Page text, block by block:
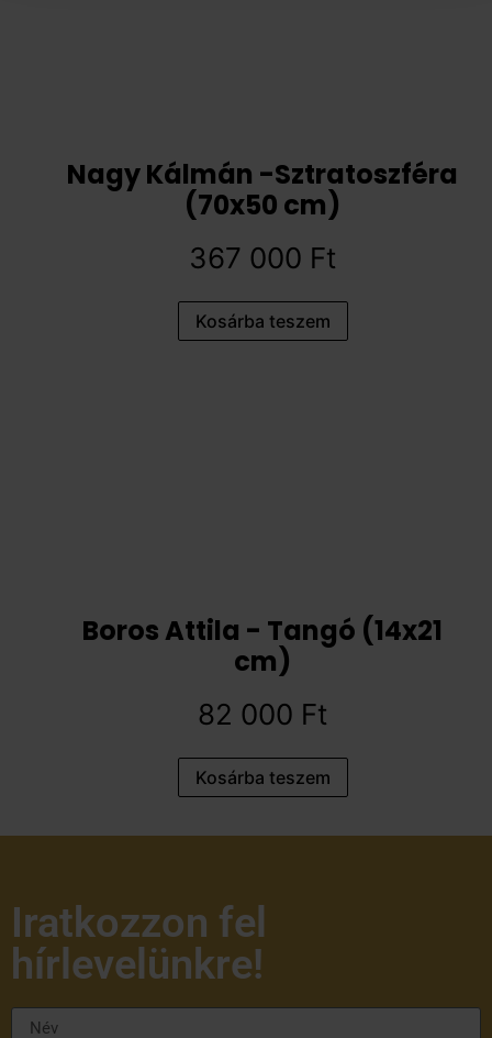
Nagy Kálmán -Sztratoszféra
(70x50 cm)
367 000 Ft
Kosárba teszem
Boros Attila - Tangó (14x21
cm)
82 000 Ft
Kosárba teszem
Iratkozzon fel
hírlevelünkre!